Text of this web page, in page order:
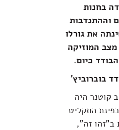
בחנות
וההתנדבות
את גורלו
המוזיקה
כיום.
בוברוביץ'
קוטנר היה
התקליט
ב"זהו זה",